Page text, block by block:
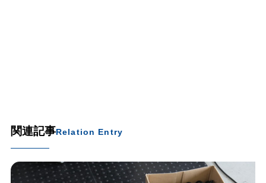
関連記事Relation Entry